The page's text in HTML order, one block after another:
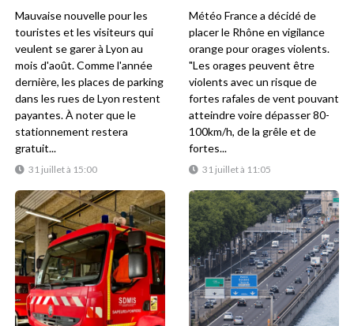
31 juillet à 15:00
Mauvaise nouvelle pour les
touristes et les visiteurs qui
veulent se garer à Lyon au
mois d'août. Comme l'année
dernière, les places de parking
dans les rues de Lyon restent
payantes. À noter que le
stationnement restera
gratuit...
31 juillet à 11:05
Météo France a décidé de
placer le Rhône en vigilance
orange pour orages violents.
"Les orages peuvent être
violents avec un risque de
fortes rafales de vent pouvant
atteindre voire dépasser 80-
100km/h, de la grêle et de
fortes...